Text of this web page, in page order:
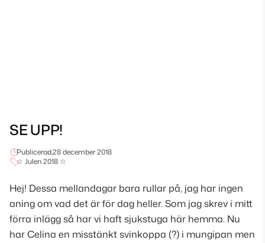
SE UPP!
Publicerad,28 december 2018
☆ Julen 2018 ☆
Hej! Dessa mellandagar bara rullar på, jag har ingen
aning om vad det är för dag heller. Som jag skrev i mitt
förra inlägg så har vi haft sjukstuga här hemma. Nu
har Celina en misstänkt svinkoppa (?) i mungipan men